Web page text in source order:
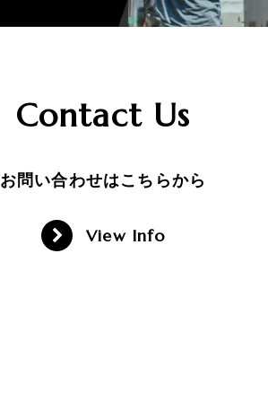
Contact Us
お問い合わせはこちらから
View Info